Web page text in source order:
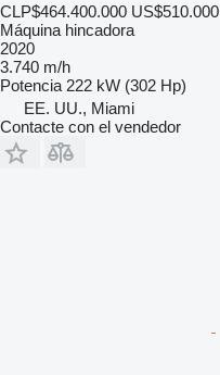
CLP$464.400.000 US$510.000
Máquina hincadora
2020
3.740 m/h
Potencia 222 kW (302 Hp)
EE. UU., Miami
Contacte con el vendedor